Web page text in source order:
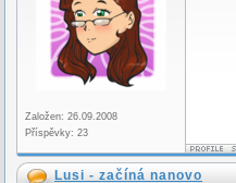
Založen: 26.09.2008
Příspěvky: 23
Lusi - začíná nanovo